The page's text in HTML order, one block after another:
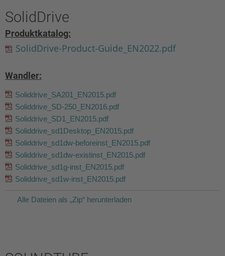
SolidDrive
Produktkatalog:
SolidDrive-Product-Guide_EN2022.pdf
Wandler:
Soliddrive_SA201_EN2015.pdf
Soliddrive_SD-250_EN2016.pdf
Soliddrive_SD1_EN2015.pdf
Soliddrive_sd1Desktop_EN2015.pdf
Soliddrive_sd1dw-beforeinst_EN2015.pdf
Soliddrive_sd1dw-existinst_EN2015.pdf
Soliddrive_sd1g-inst_EN2015.pdf
Soliddrive_sd1w-inst_EN2015.pdf
Alle Dateien als „Zip“ herunterladen